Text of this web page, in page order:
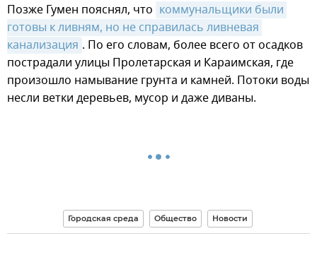
Позже Гумен пояснял, что коммунальщики были
готовы к ливням, но не справилась ливневая
канализация . По его словам, более всего от осадков
пострадали улицы Пролетарская и Караимская, где
произошло намывание грунта и камней. Потоки воды
несли ветки деревьев, мусор и даже диваны.
Городская среда Общество Новости